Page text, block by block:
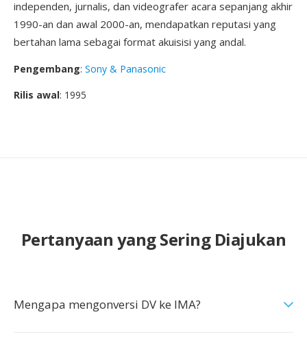
independen, jurnalis, dan videografer acara sepanjang akhir
1990-an dan awal 2000-an, mendapatkan reputasi yang
bertahan lama sebagai format akuisisi yang andal.
Pengembang: Sony & Panasonic
Rilis awal: 1995
Pertanyaan yang Sering Diajukan
Mengapa mengonversi DV ke IMA?